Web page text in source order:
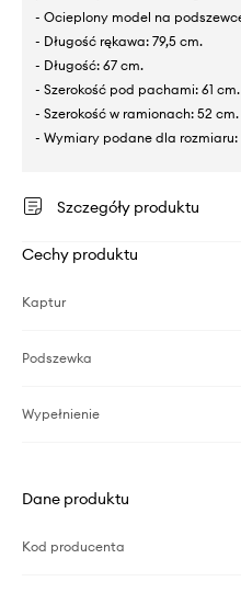
- Ocieplony model na
- Długość rękawa: 79,5 cm.
- Długość: 67 cm.
- Szerokość pod pachami: 61 cm.
- Szerokość w ramionach: 52 cm.
- Wymiary podane dla rozmiaru:
Szczegóły produktu
Cechy produktu
Kaptur
Podszewka
Wypełnienie
Dane produktu
Kod producenta